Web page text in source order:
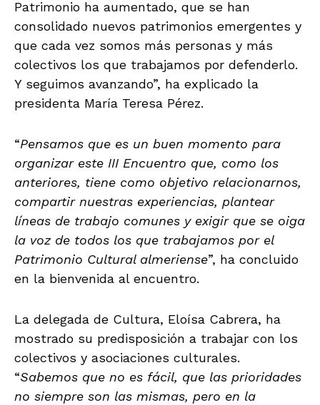
Patrimonio ha aumentado, que se han
consolidado nuevos patrimonios emergentes y
que cada vez somos más personas y más
colectivos los que trabajamos por defenderlo.
Y seguimos avanzando”, ha explicado la
presidenta María Teresa Pérez.
“Pensamos que es un buen momento para
organizar este III Encuentro que, como los
anteriores, tiene como objetivo relacionarnos,
compartir nuestras experiencias, plantear
líneas de trabajo comunes y exigir que se oiga
la voz de todos los que trabajamos por el
Patrimonio Cultural almeriense”, ha concluido
en la bienvenida al encuentro.
La delegada de Cultura, Eloísa Cabrera, ha
mostrado su predisposición a trabajar con los
colectivos y asociaciones culturales.
“Sabemos que no es fácil, que las prioridades
no siempre son las mismas, pero en la